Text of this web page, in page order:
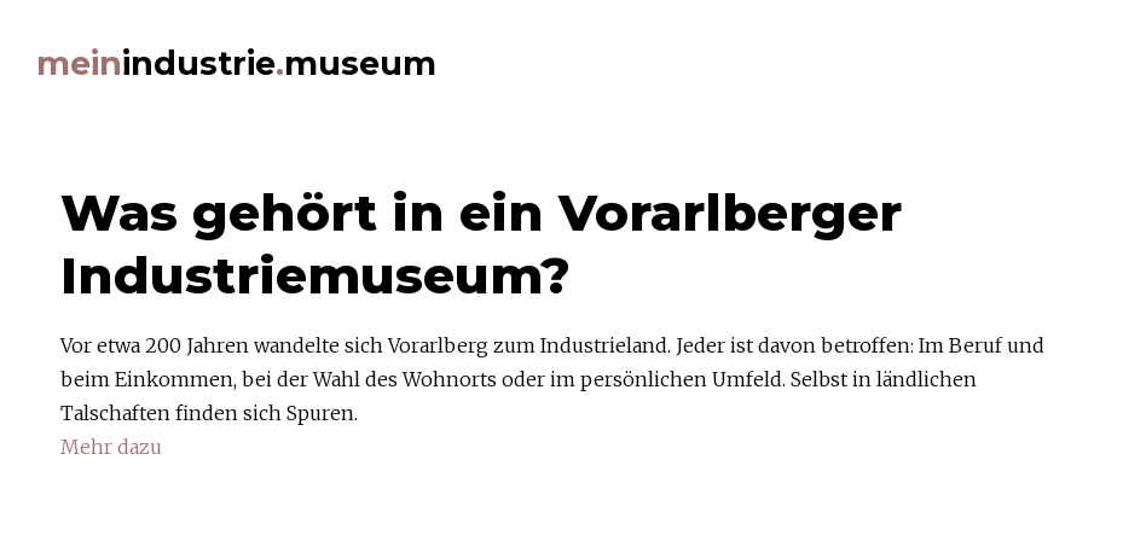
meinindustrie.museum
Beiträge Filtern
Auszeichnungen (8)
Bildung (8)
Ernährung (20)
Ereignisse (18)
Gebäude (33)
Grafik (12)
Jubiläen (12)
Kultur (11)
Kunst (11)
Was gehört in ein Vorarlberger
Industriemuseum?
Vor etwa 200 Jahren wandelte sich Vorarlberg zum Industrieland. Jeder ist davon betroffen: Im Beruf und
beim Einkommen, bei der Wahl des Wohnorts oder im persönlichen Umfeld. Selbst in ländlichen
Talschaften finden sich Spuren.
Mehr dazu